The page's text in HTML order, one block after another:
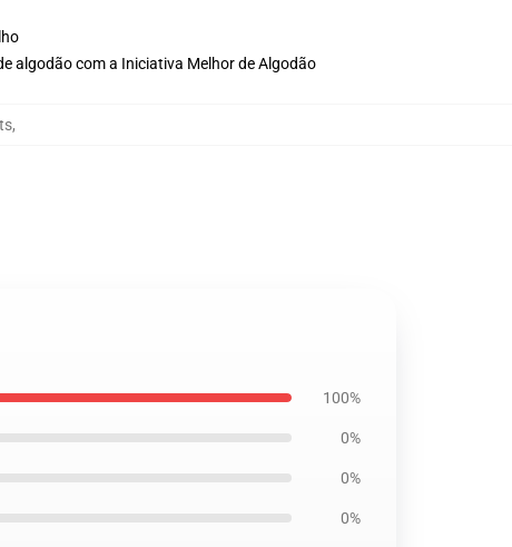
algodão com a Iniciativa Melhor de Algodão
,
100%
0%
0%
0%